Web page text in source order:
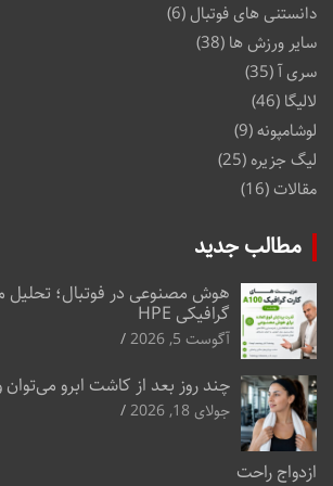
دانستنی های فوتبال (6)
سایر ورزش ها (38)
سری آ(35)
لالیگا (46)
لوشامپونه(9)
لیگ جزیره (25)
مقالات(16)
مطالب جدید
هوش مصنوعی در فوتبال؛ تحلیل
گرافیکی HPE
آگوست 5, 2026
چند روز بعد از کاشت ابرو
جولای 18, 2026
ازدواج راحت